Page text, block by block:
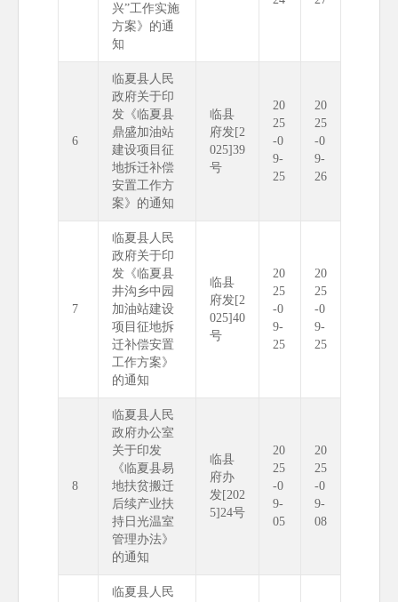
兴”工作实施
方案》的通
知
6
临夏县人民
政府关于印
发《临夏县
鼎盛加油站
建设项目征
地拆迁补偿
安置工作方
案》的通知
临县
府发[2
025]39
号
20
25
-0
9-
25
20
25
-0
9-
26
7
临夏县人民
政府关于印
发《临夏县
井沟乡中园
加油站建设
项目征地拆
迁补偿安置
工作方案》
的通知
临县
府发[2
025]40
号
20
25
-0
9-
25
20
25
-0
9-
25
8
临夏县人民
政府办公室
关于印发
《临夏县易
地扶贫搬迁
后续产业扶
持日光温室
管理办法》
的通知
临县
府办
发[202
5]24号
20
25
-0
9-
05
20
25
-0
9-
08
临夏县人民